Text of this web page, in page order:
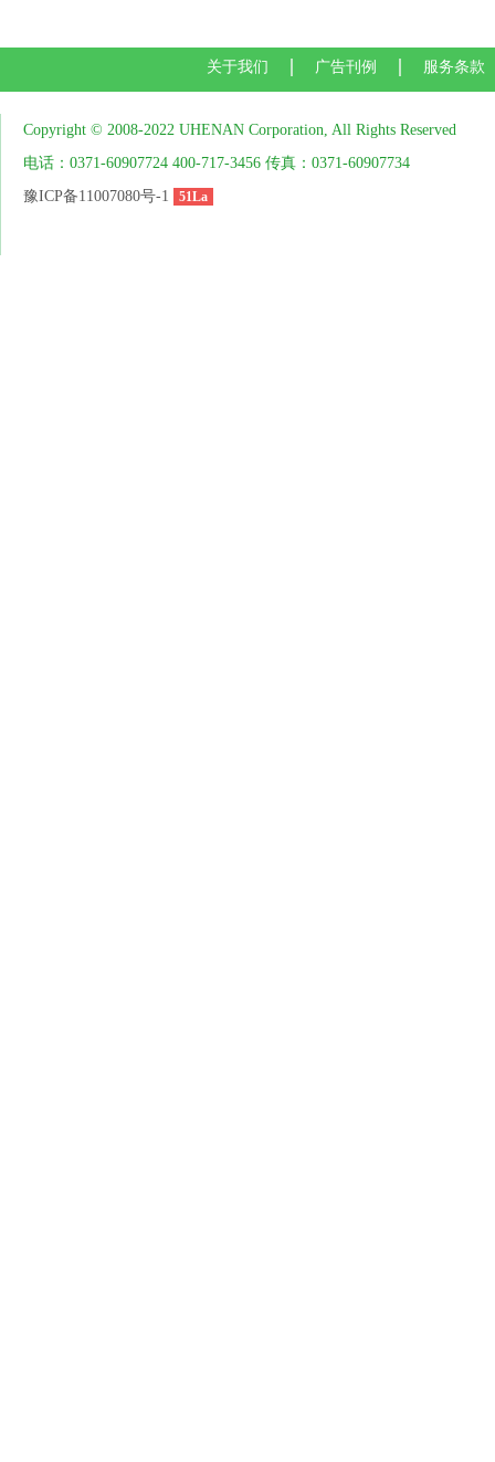
关于我们 广告刊例 服务条款
Copyright © 2008-2022 UHENAN Corporation, All Rights Reserved
电话：0371-60907724 400-717-3456 传真：0371-60907734
豫ICP备11007080号-1
51La